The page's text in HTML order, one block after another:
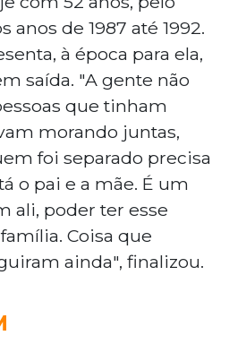
anos de 1987 até 1992.
à época para ela,
saída. "A gente não
que tinham
morando juntas,
foi separado precisa
o pai e a mãe. É um
ali, poder ter esse
Coisa que
ainda", finalizou.